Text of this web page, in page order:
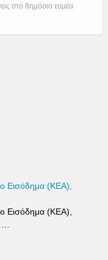
στο δημόσιο τομέα
Εισόδημα (ΚΕΑ),
Εισόδημα (ΚΕΑ),